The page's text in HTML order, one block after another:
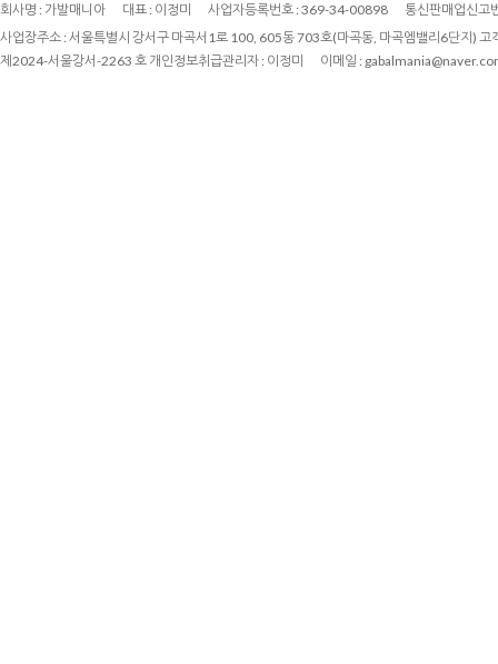
회사명 : 가발매니아 대표 : 이정미 사업자등록번호 : 369-34-00898
통신판매업신고
사업장주소 : 서울특별시 강서구 마곡서1로 100, 605동 703호(마곡동, 마곡엠밸리6단지) 고
제2024-서울강서-2263 호 개인정보취급관리자 : 이정미 이메일 :